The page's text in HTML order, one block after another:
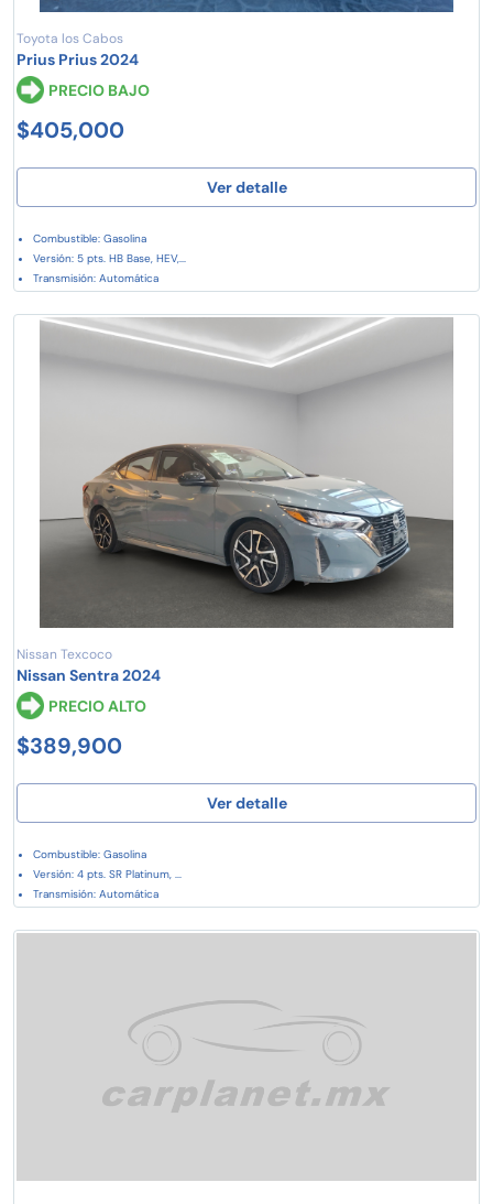
Toyota los Cabos
Prius Prius 2024
PRECIO BAJO
$405,000
Ver detalle
Combustible: Gasolina
Versión: 5 pts. HB Base, HEV,...
Transmisión: Automática
Nissan Texcoco
Nissan Sentra 2024
PRECIO ALTO
$389,900
Ver detalle
Combustible: Gasolina
Versión: 4 pts. SR Platinum, ...
Transmisión: Automática